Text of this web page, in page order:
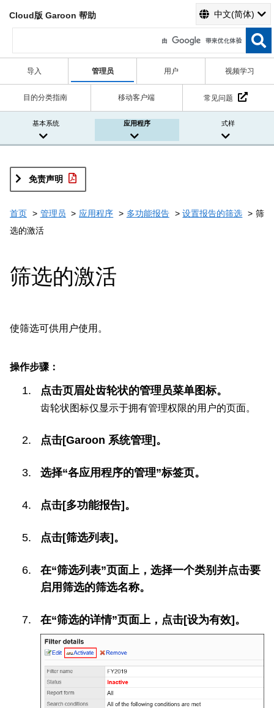
Cloud版 Garoon 帮助 中文(简体)
导入 管理员 用户 视频学习
目的分类指南 移动客户端 常见问题
基本系统 应用程序 式样
免责声明
首页 管理员 应用程序 多功能报告 设置报告的筛选
筛
选的激活
筛选的激活
使筛选可供用户使用。
操作步骤：
点击页眉处齿轮状的管理员菜单图标。
齿轮状图标仅显示于拥有管理权限的用户的页面。
点击[Garoon 系统管理]。
选择“各应用程序的管理”标签页。
点击[多功能报告]。
点击[筛选列表]。
在“筛选列表”页面上，选择一个类别并点击要
启用筛选的筛选名称。
在“筛选的详情”页面上，点击[设为有效]。